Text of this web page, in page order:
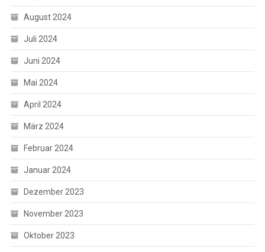
August 2024
Juli 2024
Juni 2024
Mai 2024
April 2024
März 2024
Februar 2024
Januar 2024
Dezember 2023
November 2023
Oktober 2023